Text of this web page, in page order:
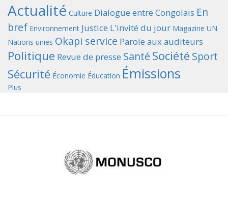
Actualité Culture Dialogue entre Congolais En
bref Environnement Justice L'invité du jour Magazine UN
Nations unies Okapi service Parole aux auditeurs
Politique Revue de presse Santé Société Sport
Sécurité Économie Éducation Émissions
Plus